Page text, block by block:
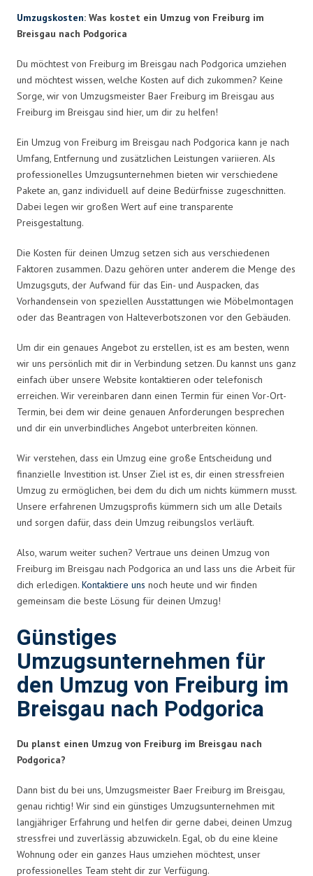
Umzugskosten: Was kostet ein Umzug von Freiburg im
Breisgau nach Podgorica
Du möchtest von Freiburg im Breisgau nach Podgorica umziehen
und möchtest wissen, welche Kosten auf dich zukommen? Keine
Sorge, wir von Umzugsmeister Baer Freiburg im Breisgau aus
Freiburg im Breisgau sind hier, um dir zu helfen!
Ein Umzug von Freiburg im Breisgau nach Podgorica kann je nach
Umfang, Entfernung und zusätzlichen Leistungen variieren. Als
professionelles Umzugsunternehmen bieten wir verschiedene
Pakete an, ganz individuell auf deine Bedürfnisse zugeschnitten.
Dabei legen wir großen Wert auf eine transparente
Preisgestaltung.
Die Kosten für deinen Umzug setzen sich aus verschiedenen
Faktoren zusammen. Dazu gehören unter anderem die Menge des
Umzugsguts, der Aufwand für das Ein- und Auspacken, das
Vorhandensein von speziellen Ausstattungen wie Möbelmontagen
oder das Beantragen von Halteverbotszonen vor den Gebäuden.
Um dir ein genaues Angebot zu erstellen, ist es am besten, wenn
wir uns persönlich mit dir in Verbindung setzen. Du kannst uns ganz
einfach über unsere Website kontaktieren oder telefonisch
erreichen. Wir vereinbaren dann einen Termin für einen Vor-Ort-
Termin, bei dem wir deine genauen Anforderungen besprechen
und dir ein unverbindliches Angebot unterbreiten können.
Wir verstehen, dass ein Umzug eine große Entscheidung und
finanzielle Investition ist. Unser Ziel ist es, dir einen stressfreien
Umzug zu ermöglichen, bei dem du dich um nichts kümmern musst.
Unsere erfahrenen Umzugsprofis kümmern sich um alle Details
und sorgen dafür, dass dein Umzug reibungslos verläuft.
Also, warum weiter suchen? Vertraue uns deinen Umzug von
Freiburg im Breisgau nach Podgorica an und lass uns die Arbeit für
dich erledigen. Kontaktiere uns noch heute und wir finden
gemeinsam die beste Lösung für deinen Umzug!
Günstiges
Umzugsunternehmen für
den Umzug von Freiburg im
Breisgau nach Podgorica
Du planst einen Umzug von Freiburg im Breisgau nach
Podgorica?
Dann bist du bei uns, Umzugsmeister Baer Freiburg im Breisgau,
genau richtig! Wir sind ein günstiges Umzugsunternehmen mit
langjähriger Erfahrung und helfen dir gerne dabei, deinen Umzug
stressfrei und zuverlässig abzuwickeln. Egal, ob du eine kleine
Wohnung oder ein ganzes Haus umziehen möchtest, unser
professionelles Team steht dir zur Verfügung.